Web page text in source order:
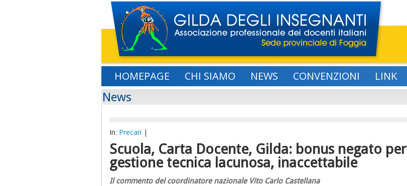
HOMEPAGE CHI SIAMO NEWS CONVENZIONI LINK
News
In: Precari |
Scuola, Carta Docente, Gilda: bonus negato per
gestione tecnica lacunosa, inaccettabile
Il commento del coordinatore nazionale Vito Carlo Castellana